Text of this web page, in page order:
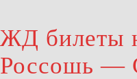
ЖД билеты
Россошь —